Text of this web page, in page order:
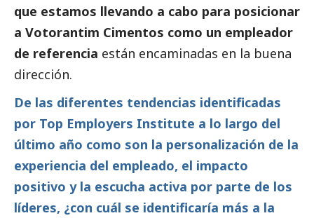
que estamos llevando a cabo para posicionar
a Votorantim Cimentos como un empleador
de referencia están encaminadas en la buena
dirección.
De las diferentes tendencias identificadas
por Top Employers Institute a lo largo del
último año como son la personalización de la
experiencia del empleado, el impacto
positivo y la escucha activa por parte de los
líderes, ¿con cuál se identificaría más a la